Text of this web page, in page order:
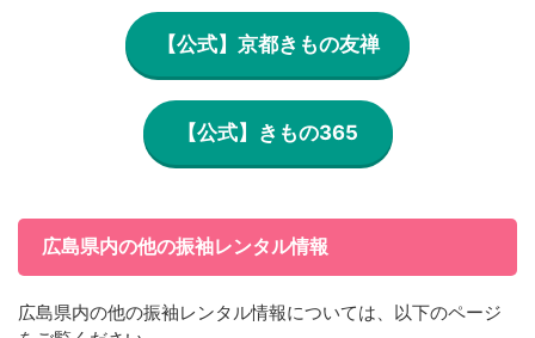
【公式】京都きもの友禅
【公式】きもの365
広島県内の他の振袖レンタル情報
広島県内の他の振袖レンタル情報については、以下のページ